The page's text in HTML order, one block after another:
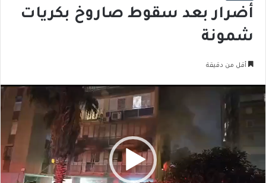
أضرار بعد سقوط صاروخ بكريات
شمونة
أقل من دقيقة
مشغل
الفيديو